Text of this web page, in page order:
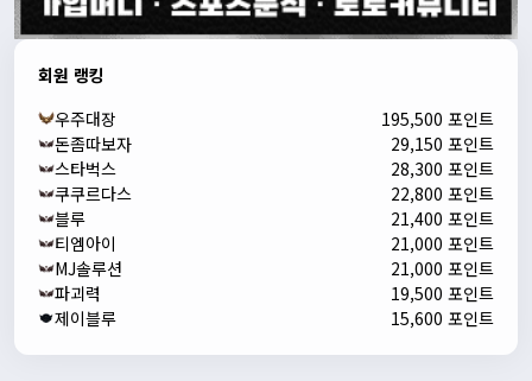
회원 랭킹
우주대장
195,500 포인트
돈좀따보자
29,150 포인트
스타벅스
28,300 포인트
쿠쿠르다스
22,800 포인트
블루
21,400 포인트
티엠아이
21,000 포인트
MJ솔루션
21,000 포인트
파괴력
19,500 포인트
제이블루
15,600 포인트